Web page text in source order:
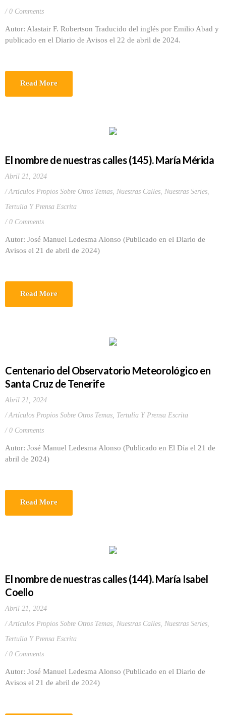
0 Comments
Autor: Alastair F. Robertson Traducido del inglés por Emilio Abad y
publicado en el Diario de Avisos el 22 de abril de 2024.
Read More
El nombre de nuestras calles (145). María Mérida
Abril 21, 2024
Artículos Propios Sobre Otros Temas, Nuestras Calles, Nuestras Series,
Tertulia Y Prensa Escrita
0 Comments
Autor: José Manuel Ledesma Alonso (Publicado en el Diario de
Avisos el 21 de abril de 2024)
Read More
Centenario del Observatorio Meteorológico en
Santa Cruz de Tenerife
Abril 21, 2024
Artículos Propios Sobre Otros Temas, Tertulia Y Prensa Escrita
0 Comments
Autor: José Manuel Ledesma Alonso (Publicado en El Día el 21 de
abril de 2024)
Read More
El nombre de nuestras calles (144). María Isabel
Coello
Abril 21, 2024
Artículos Propios Sobre Otros Temas, Nuestras Calles, Nuestras Series,
Tertulia Y Prensa Escrita
0 Comments
Autor: José Manuel Ledesma Alonso (Publicado en el Diario de
Avisos el 21 de abril de 2024)